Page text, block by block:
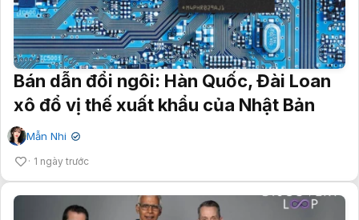
Bán dẫn đổi ngôi: Hàn Quốc, Đài Loan
xô đổ vị thế xuất khẩu của Nhật Bản
Mẫn Nhi ✔
1 ngày trước